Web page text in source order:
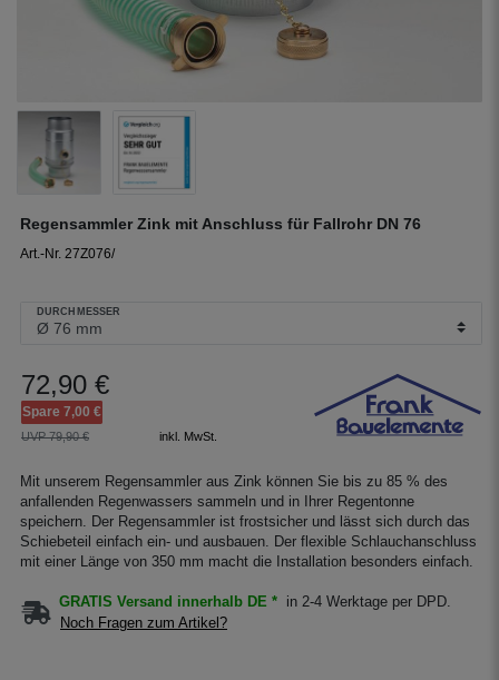
Regensammler Zink mit Anschluss für Fallrohr DN 76
Art.-Nr. 27Z076/
72,90 €
Spare 7,00 €
UVP 79,90 € inkl. MwSt.
DURCHMESSER
Mit unserem Regensammler aus Zink können Sie bis zu 85 % des
anfallenden Regenwassers sammeln und in Ihrer Regentonne
speichern. Der Regensammler ist frostsicher und lässt sich durch das
Schiebeteil einfach ein- und ausbauen. Der flexible Schlauchanschluss
mit einer Länge von 350 mm macht die Installation besonders einfach.
GRATIS Versand innerhalb DE *
in 2-4 Werktage per DPD.
Noch Fragen zum Artikel?